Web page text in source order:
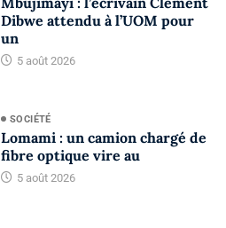
Dibwe attendu à l’UOM pour
un
5 août 2026
SOCIÉTÉ
Lomami : un camion chargé de
fibre optique vire au
5 août 2026